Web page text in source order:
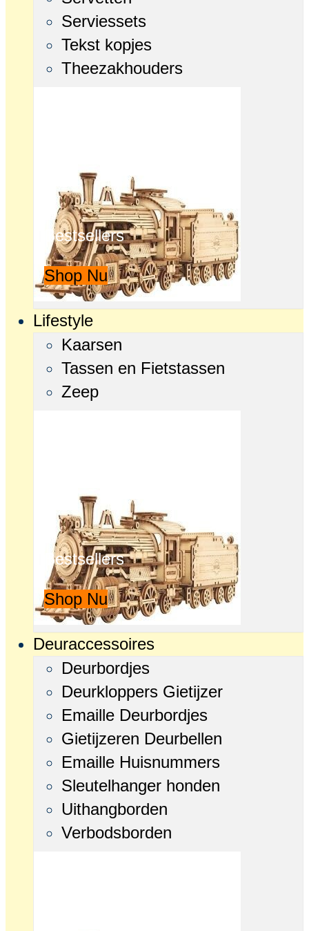
Serviessets
Tekst kopjes
Theezakhouders
Bestsellers
Shop Nu
Lifestyle
Kaarsen
Tassen en Fietstassen
Zeep
Bestsellers
Shop Nu
Deuraccessoires
Deurbordjes
Deurkloppers Gietijzer
Emaille Deurbordjes
Gietijzeren Deurbellen
Emaille Huisnummers
Sleutelhanger honden
Uithangborden
Verbodsborden